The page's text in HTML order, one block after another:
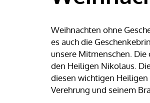
Weihnachten ohne
es auch die
unsere Mitmenschen.
den Heiligen Nikolaus.
diesen wichtigen
Verehrung und seinem